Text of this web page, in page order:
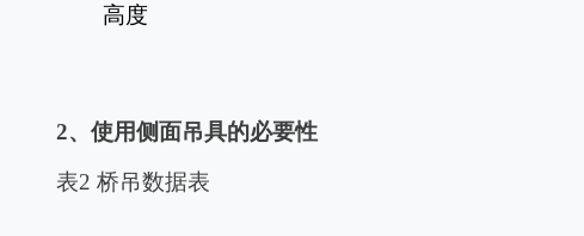
高度
2、使用侧面吊具的必要性
表2 桥吊数据表